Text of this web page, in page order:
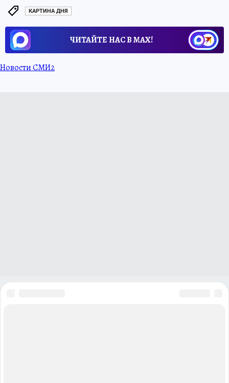
КАРТИНА ДНЯ
ЧИТАЙТЕ НАС В МАХ!
Новости СМИ2